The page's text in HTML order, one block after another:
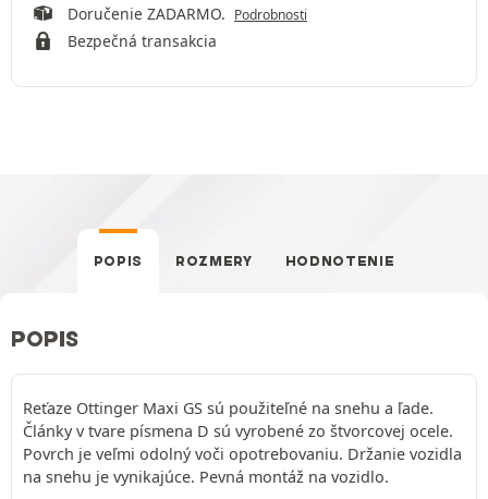
Doručenie ZADARMO. Podrobnosti
Bezpečná transakcia
POPIS ROZMERY HODNOTENIE
POPIS
Reťaze Ottinger Maxi GS sú použiteľné na snehu a ľade.
Články v tvare písmena D sú vyrobené zo štvorcovej ocele.
Povrch je veľmi odolný voči opotrebovaniu. Držanie vozidla
na snehu je vynikajúce. Pevná montáž na vozidlo.